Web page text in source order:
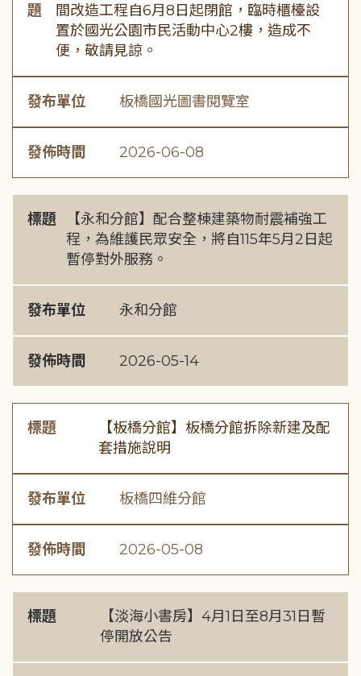
題
間改造工程自6月8日起閉館，臨時櫃檯設
置於國光公園市民活動中心2樓，造成不
便，敬請見諒。
發布單位 板橋國光圖書閱覽室
發佈時間 2026-06-08
標題
【永和分館】配合整棟建築物耐震補強工
程，為維護民眾安全，將自115年5月2日起
暫停對外服務。
發布單位 永和分館
發佈時間 2026-05-14
標題
【板橋分館】板橋分館拆除新建及配
套措施說明
發布單位 板橋四維分館
發佈時間 2026-05-08
標題
【淡海小書房】4月1日至8月31日暫
停開放公告